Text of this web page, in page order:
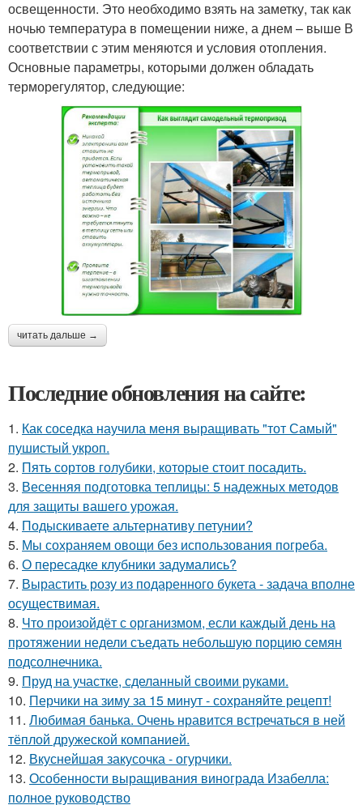
освещенности. Это необходимо взять на заметку, так как
ночью температура в помещении ниже, а днем – выше В
соответствии с этим меняются и условия отопления.
Основные параметры, которыми должен обладать
терморегулятор, следующие:
читать дальше →
Последние обновления на сайте:
1. Как соседка научила меня выращивать "тот Самый"
пушистый укроп.
2. Пять сортов голубики, которые стоит посадить.
3. Весенняя подготовка теплицы: 5 надежных методов
для защиты вашего урожая.
4. Подыскиваете альтернативу петунии?
5. Мы сохраняем овощи без использования погреба.
6. О пересадке клубники задумались?
7. Вырастить розу из подаренного букета - задача вполне
осуществимая.
8. Что произойдёт с организмом, если каждый день на
протяжении недели съедать небольшую порцию семян
подсолнечника.
9. Пруд на участке, сделанный своими руками.
10. Перчики на зиму за 15 минут - сохраняйте рецепт!
11. Любимая банька. Очень нравится встречаться в ней
тёплой дружеской компанией.
12. Вкуснейшая закусочка - огурчики.
13. Особенности выращивания винограда Изабелла:
полное руководство